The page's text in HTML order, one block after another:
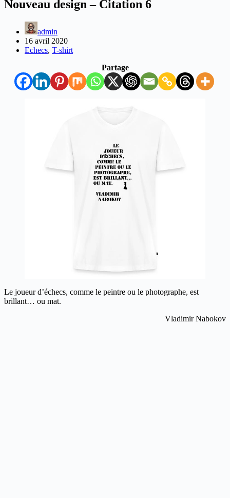
Nouveau design – Citation 6
admin
16 avril 2020
Echecs, T-shirt
Partage
Le joueur d’échecs, comme le peintre ou le photographe, est
brillant… ou mat.
Vladimir Nabokov